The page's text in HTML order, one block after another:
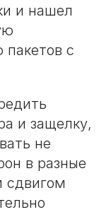
и нашел
с
и защелку,
не
в разные
сдвигом